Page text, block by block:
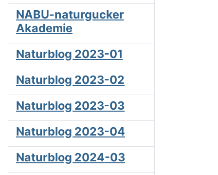
NABU-naturgucker
Akademie
Naturblog 2023-01
Naturblog 2023-02
Naturblog 2023-03
Naturblog 2023-04
Naturblog 2024-03